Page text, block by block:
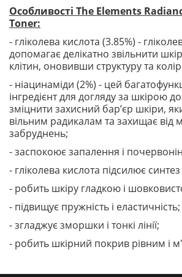
Особливості The Elements
Toner:
- гліколева кислота (3.85%) -
допомагає делікатно звільнити
клітин, оновивши структуру та
- ніацинаміди (2%) - цей
інгредієнт для догляду за шкірою
зміцнити захисний барʼєр шкіри,
вільним радикалам та захищає від
забруднень;
- заспокоює запалення і
- гліколева кислота підсилює
- робить шкіру гладкою і
- підвищує пружність і еластичність;
- згладжує зморшки і тонкі лінії;
- робить шкірний покрив рівним і